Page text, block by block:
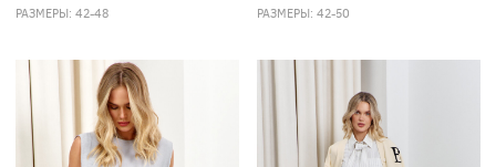
РАЗМЕРЫ: 42-48 РАЗМЕРЫ: 42-50